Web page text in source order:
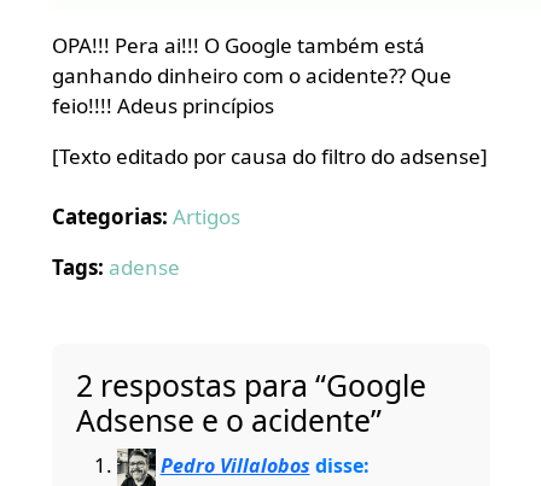
OPA!!! Pera ai!!! O Google também está
ganhando dinheiro com o acidente?? Que
feio!!!! Adeus princípios
[Texto editado por causa do filtro do adsense]
Categorias: Artigos
Tags: adense
2 respostas para “Google
Adsense e o acidente”
Pedro Villalobos disse: